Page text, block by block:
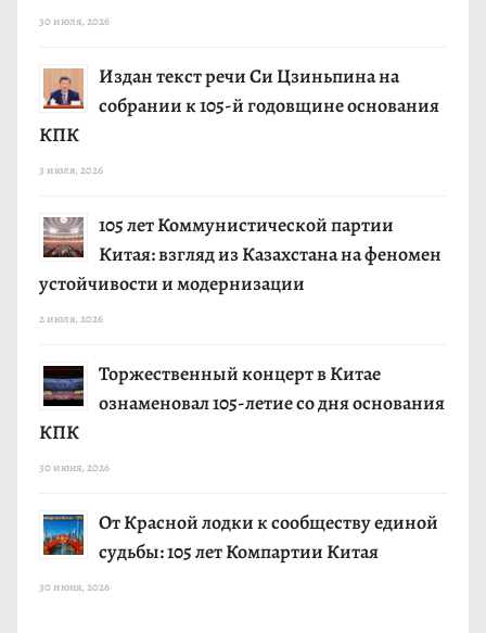
я
п
а
п
с
я
30 июля, 2026
Издан текст речи Си Цзиньпина на
собрании к 105-й годовщине основания
КПК
3 июля, 2026
105 лет Коммунистической партии
Китая: взгляд из Казахстана на феномен
устойчивости и модернизации
2 июля, 2026
Торжественный концерт в Китае
ознаменовал 105-летие со дня основания
КПК
30 июня, 2026
От Красной лодки к сообществу единой
судьбы: 105 лет Компартии Китая
30 июня, 2026